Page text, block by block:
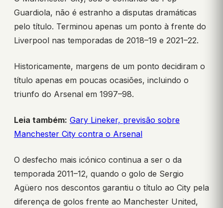
Guardiola, não é estranho a disputas dramáticas
pelo título. Terminou apenas um ponto à frente do
Liverpool nas temporadas de 2018–19 e 2021–22.
Historicamente, margens de um ponto decidiram o
título apenas em poucas ocasiões, incluindo o
triunfo do Arsenal em 1997–98.
Leia também: Gary Lineker, previsão sobre
Manchester City contra o Arsenal
O desfecho mais icónico continua a ser o da
temporada 2011–12, quando o golo de Sergio
Agüero nos descontos garantiu o título ao City pela
diferença de golos frente ao Manchester United,